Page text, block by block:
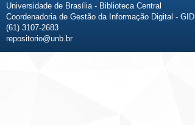
Universidade de Brasília - Biblioteca Central
Coordenadoria de Gestão da Informação Digital - GID
(61) 3107-2683
repositorio@unb.br